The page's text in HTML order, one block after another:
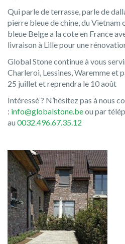
Qui parle de terrasse, parle de
pierre bleue de chine, du Vietnam
bleue Belge a la cote en France
livraison à Lille pour une
Global Stone continue à vous
Charleroi, Lessines, Waremme et
25 juillet et reprendra le 10 août
Intéressé ? N’hésitez pas à nous
: info@globalstone.beou par
au 0032.496.67.35.12